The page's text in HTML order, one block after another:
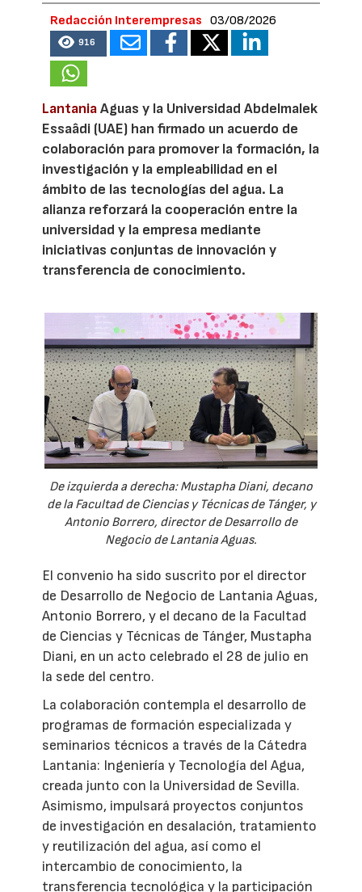
Redacción Interempresas 03/08/2026
916
LantaniaAguas y la Universidad Abdelmalek
Essaâdi (UAE) han firmado un acuerdo de
colaboración para promover la formación, la
investigación y la empleabilidad en el
ámbito de las tecnologías del agua. La
alianza reforzará la cooperación entre la
universidad y la empresa mediante
iniciativas conjuntas de innovación y
transferencia de conocimiento.
De izquierda a derecha: Mustapha Diani, decano
de la Facultad de Ciencias y Técnicas de Tánger, y
Antonio Borrero, director de Desarrollo de
Negocio de Lantania Aguas.
El convenio ha sido suscrito por el director
de Desarrollo de Negocio de Lantania Aguas,
Antonio Borrero, y el decano de la Facultad
de Ciencias y Técnicas de Tánger, Mustapha
Diani, en un acto celebrado el 28 de julio en
la sede del centro.
La colaboración contempla el desarrollo de
programas de formación especializada y
seminarios técnicos a través de la Cátedra
Lantania: Ingeniería y Tecnología del Agua,
creada junto con la Universidad de Sevilla.
Asimismo, impulsará proyectos conjuntos
de investigación en desalación, tratamiento
y reutilización del agua, así como el
intercambio de conocimiento, la
transferencia tecnológica y la participación